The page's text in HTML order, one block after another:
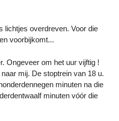
lichtjes overdreven. Voor die
voorbijkomt...
Ongeveer om het uur vijftig !
mij. De stoptrein van 18 u.
minuten na die
minuten vóór die